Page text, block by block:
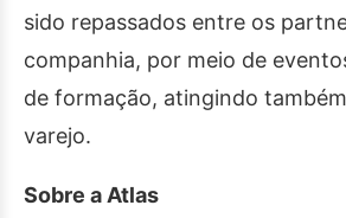
sido repassados entre os
companhia, por meio de
de formação, atingindo
varejo.
Sobre a Atlas